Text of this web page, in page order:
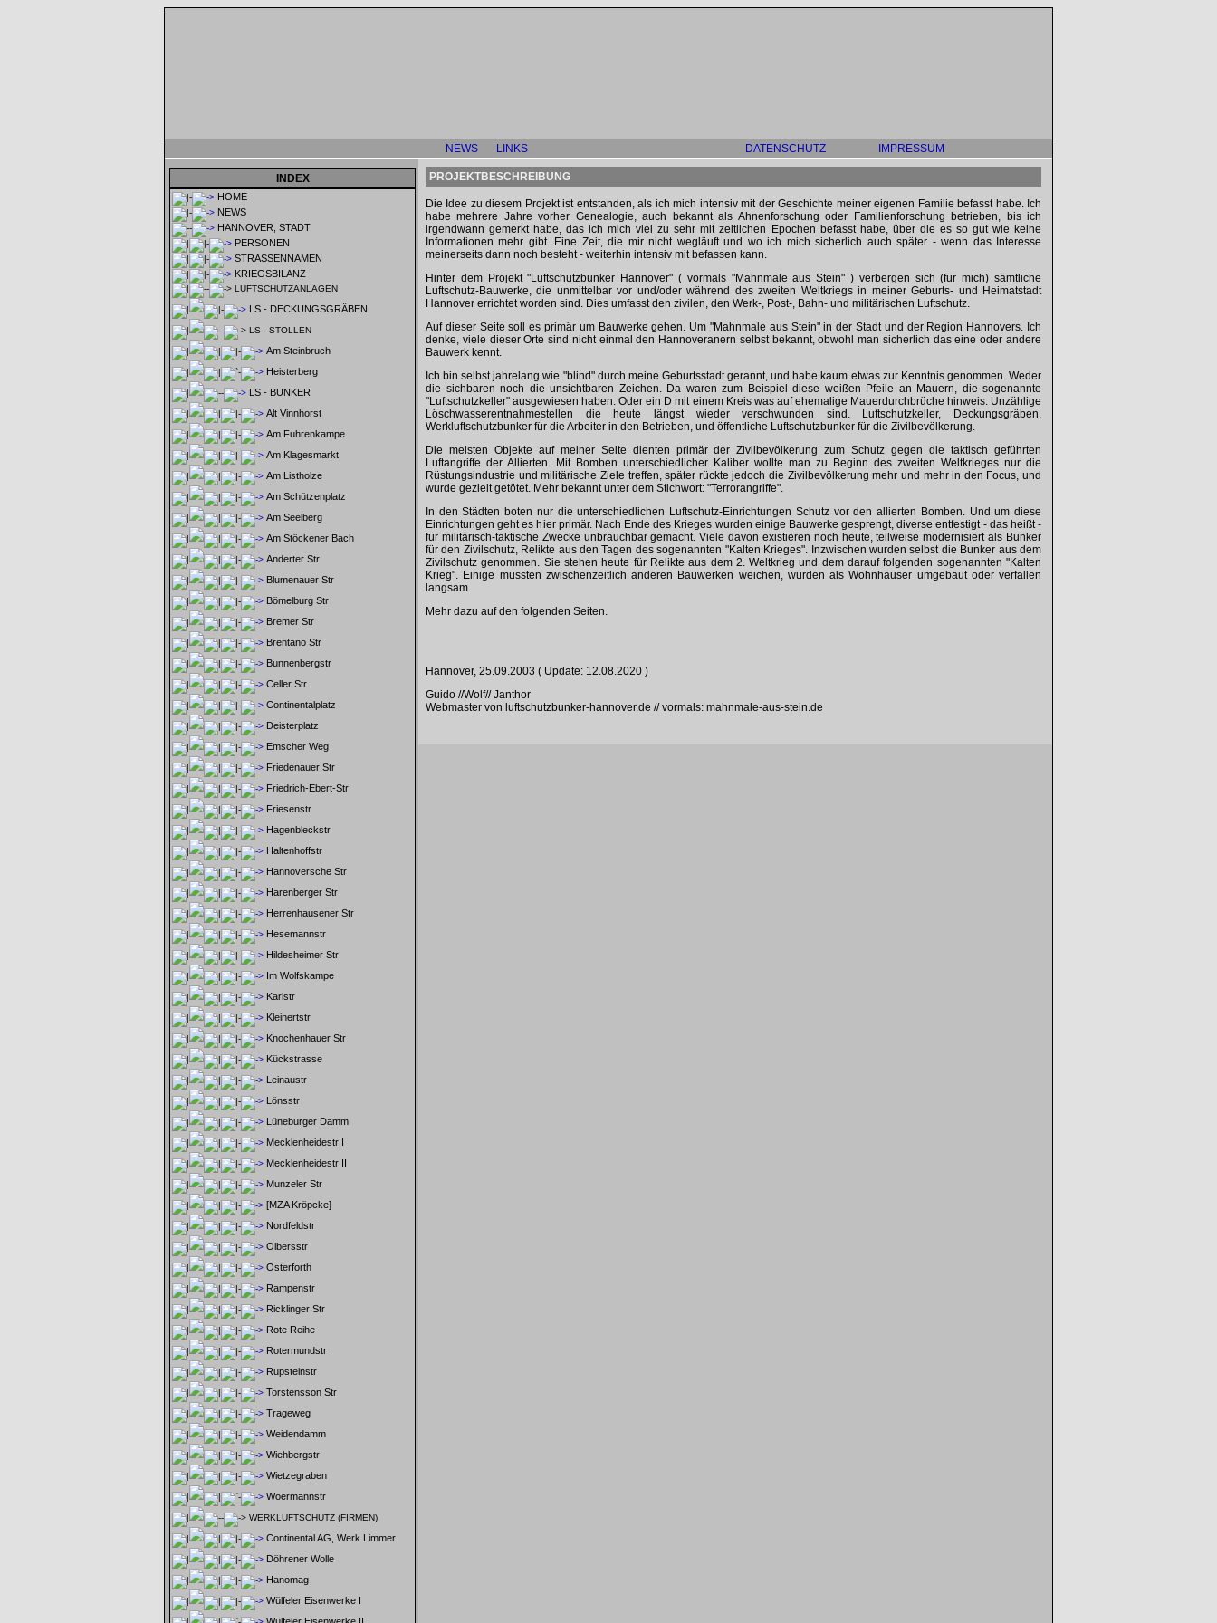
NEWS LINKS DATENSCHUTZ IMPRESSUM
INDEX
HOME
NEWS
HANNOVER, STADT
PERSONEN
STRASSENNAMEN
KRIEGSBILANZ
LUFTSCHUTZANLAGEN
LS - DECKUNGSGRÄBEN
LS - STOLLEN
Am Steinbruch
Heisterberg
LS - BUNKER
Alt Vinnhorst
Am Fuhrenkampe
Am Klagesmarkt
Am Listholze
Am Schützenplatz
Am Seelberg
Am Stöckener Bach
Anderter Str
Blumenauer Str
Bömelburg Str
Bremer Str
Brentano Str
Bunnenbergstr
Celler Str
Continentalplatz
Deisterplatz
Emscher Weg
Friedenauer Str
Friedrich-Ebert-Str
Friesenstr
Hagenbleckstr
Haltenhoffstr
Hannoversche Str
Harenberger Str
Herrenhausener Str
Hesemannstr
Hildesheimer Str
Im Wolfskampe
Karlstr
Kleinertstr
Knochenhauer Str
Kückstrasse
Leinaustr
Lönsstr
Lüneburger Damm
Mecklenheidestr I
Mecklenheidestr II
Munzeler Str
[MZA Kröpcke]
Nordfeldstr
Olbersstr
Osterforth
Rampenstr
Ricklinger Str
Rote Reihe
Rotermundstr
Rupsteinstr
Torstensson Str
Trageweg
Weidendamm
Wiehbergstr
Wietzegraben
Woermannstr
WERKLUFTSCHUTZ (FIRMEN)
Continental AG, Werk Limmer
Döhrener Wolle
Hanomag
Wülfeler Eisenwerke I
PROJEKTBESCHREIBUNG
Die Idee zu diesem Projekt ist entstanden, als ich mich intensiv mit der Geschichte meiner eigenen Familie befasst habe. Ich
habe mehrere Jahre vorher Genealogie, auch bekannt als Ahnenforschung oder Familienforschung betrieben, bis ich
irgendwann gemerkt habe, das ich mich viel zu sehr mit zeitlichen Epochen befasst habe, über die es so gut wie keine
Informationen mehr gibt. Eine Zeit, die mir nicht wegläuft und wo ich mich sicherlich auch später - wenn das Interesse
meinerseits dann noch besteht - weiterhin intensiv mit befassen kann.
Hinter dem Projekt "Luftschutzbunker Hannover" ( vormals "Mahnmale aus Stein" ) verbergen sich (für mich) sämtliche
Luftschutz-Bauwerke, die unmittelbar vor und/oder während des zweiten Weltkriegs in meiner Geburts- und Heimatstadt
Hannover errichtet worden sind. Dies umfasst den zivilen, den Werk-, Post-, Bahn- und militärischen Luftschutz.
Auf dieser Seite soll es primär um Bauwerke gehen. Um "Mahnmale aus Stein" in der Stadt und der Region Hannovers. Ich
denke, viele dieser Orte sind nicht einmal den Hannoveranern selbst bekannt, obwohl man sicherlich das eine oder andere
Bauwerk kennt.
Ich bin selbst jahrelang wie "blind" durch meine Geburtsstadt gerannt, und habe kaum etwas zur Kenntnis genommen. Weder
die sichbaren noch die unsichtbaren Zeichen. Da waren zum Beispiel diese weißen Pfeile an Mauern, die sogenannte
"Luftschutzkeller" ausgewiesen haben. Oder ein D mit einem Kreis was auf ehemalige Mauerdurchbrüche hinweis. Unzählige
Löschwasserentnahmestellen die heute längst wieder verschwunden sind. Luftschutzkeller, Deckungsgräben,
Werkluftschutzbunker für die Arbeiter in den Betrieben, und öffentliche Luftschutzbunker für die Zivilbevölkerung.
Die meisten Objekte auf meiner Seite dienten primär der Zivilbevölkerung zum Schutz gegen die taktisch geführten
Luftangriffe der Allierten. Mit Bomben unterschiedlicher Kaliber wollte man zu Beginn des zweiten Weltkrieges nur die
Rüstungsindustrie und militärische Ziele treffen, später rückte jedoch die Zivilbevölkerung mehr und mehr in den Focus, und
wurde gezielt getötet. Mehr bekannt unter dem Stichwort: "Terrorangriffe".
In den Städten boten nur die unterschiedlichen Luftschutz-Einrichtungen Schutz vor den allierten Bomben. Und um diese
Einrichtungen geht es hier primär. Nach Ende des Krieges wurden einige Bauwerke gesprengt, diverse entfestigt - das heißt -
für militärisch-taktische Zwecke unbrauchbar gemacht. Viele davon existieren noch heute, teilweise modernisiert als Bunker
für den Zivilschutz, Relikte aus den Tagen des sogenannten "Kalten Krieges". Inzwischen wurden selbst die Bunker aus dem
Zivilschutz genommen. Sie stehen heute für Relikte aus dem 2. Weltkrieg und dem darauf folgenden sogenannten "Kalten
Krieg". Einige mussten zwischenzeitlich anderen Bauwerken weichen, wurden als Wohnhäuser umgebaut oder verfallen
langsam.
Mehr dazu auf den folgenden Seiten.
Hannover, 25.09.2003 ( Update: 12.08.2020 )
Guido //Wolf// Janthor
Webmaster von luftschutzbunker-hannover.de // vormals: mahnmale-aus-stein.de